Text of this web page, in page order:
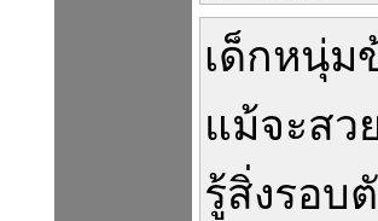
เด็กหนุ่ม
แม้จะสว
รู้สิ่งรอบ